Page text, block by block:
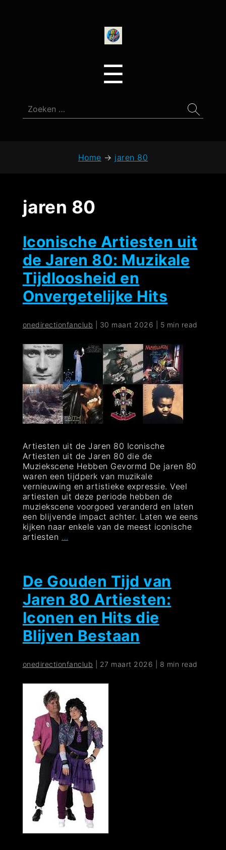
☰
Zoeken
naar:
Home → jaren 80
jaren 80
Iconische Artiesten uit
de Jaren 80: Muzikale
Tijdloosheid en
Onvergetelijke Hits
onedirectionfanclub 30 maart 2026 5 min read
Artiesten uit de Jaren 80 Iconische
Artiesten uit de Jaren 80 die de
Muziekscene Hebben Gevormd De jaren 80
waren een tijdperk van muzikale
vernieuwing en artistieke expressie. Veel
artiesten uit deze periode hebben de
muziekscene voorgoed veranderd en laten
een blijvende impact achter. Laten we eens
kijken naar enkele van de meest iconische
artiesten …
Jaren
80:
Muzikale
Tijdloosheid
en
Onvergetelijke
Hits
De Gouden Tijd van
Jaren 80 Artiesten:
Iconen en Hits die
Blijven Bestaan
onedirectionfanclub 27 maart 2026 8 min read